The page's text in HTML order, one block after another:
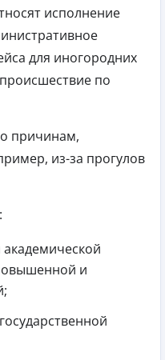
исполнение
для иногородних
по
причинам,
из-за прогулов
и